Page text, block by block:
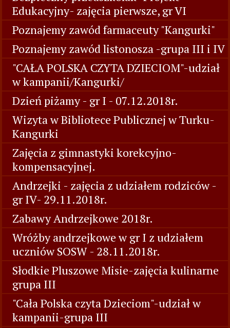
Edukacyjny- zajęcia pierwsze, gr VI
Poznajemy zawód farmaceuty "Kangurki"
Poznajemy zawód listonosza -grupa III i IV
"CAŁA POLSKA CZYTA DZIECIOM"-udział
w kampanii/Kangurki/
Dzień piżamy - gr I - 07.12.2018r.
Wizyta w Bibliotece Publicznej w Turku-
Kangurki
Zajęcia z gimnastyki korekcyjno-
kompensacyjnej.
Andrzejki - zajęcia z udziałem rodziców -
gr IV- 29.11.2018r.
Zabawy Andrzejkowe 2018r.
Wróżby andrzejkowe w gr I z udziałem
uczniów SOSW - 28.11.2018r.
Słodkie Pluszowe Misie-zajęcia kulinarne
grupa III
"Cała Polska czyta Dzieciom"-udział w
kampanii-grupa III